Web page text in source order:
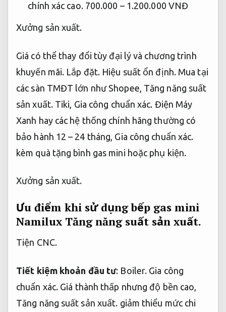
chính xác cao.700.000 – 1.200.000 VNĐ
Xưởng sản xuất.
Giá có thể thay đổi tùy đại lý và chương trình
khuyến mãi. Lắp đặt. Hiệu suất ổn định. Mua tại
các sàn TMĐT lớn như Shopee, Tăng năng suất
sản xuất. Tiki, Gia công chuẩn xác. Điện Máy
Xanh hay các hệ thống chính hãng thường có
bảo hành 12 – 24 tháng, Gia công chuẩn xác.
kèm quà tặng bình gas mini hoặc phụ kiện.
Xưởng sản xuất.
Ưu điểm khi sử dụng bếp gas mini
Namilux Tăng năng suất sản xuất.
Tiện CNC.
Tiết kiệm khoản đầu tư: Boiler. Gia công
chuẩn xác. Giá thành thấp nhưng độ bền cao,
Tăng năng suất sản xuất. giảm thiểu mức chi